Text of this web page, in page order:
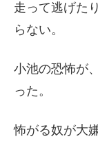
走って逃げた
らない。
小池の恐怖が
った。
怖がる奴が大